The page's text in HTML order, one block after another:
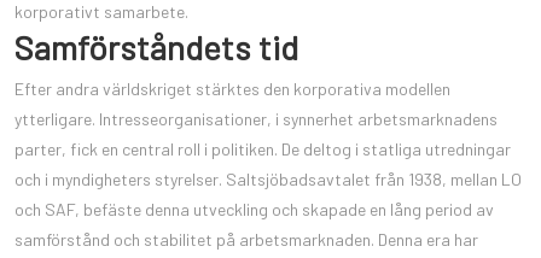
korporativt samarbete.
Samförståndets tid
Efter andra världskriget stärktes den korporativa modellen
ytterligare. Intresseorganisationer, i synnerhet arbetsmarknadens
parter, fick en central roll i politiken. De deltog i statliga utredningar
och i myndigheters styrelser. Saltsjöbadsavtalet från 1938, mellan LO
och SAF, befäste denna utveckling och skapade en lång period av
samförstånd och stabilitet på arbetsmarknaden. Denna era har